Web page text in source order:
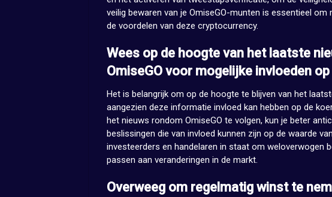
veilig bewaren van je OmiseGO-munten is essentieel
de voordelen van deze cryptocurrency.
Wees op de hoogte van het laatste
OmiseGO voor mogelijke invloeden
Het is belangrijk om op de hoogte te blijven van het
aangezien deze informatie invloed kan hebben op de
het nieuws rondom OmiseGO te volgen, kun je beter
beslissingen die van invloed kunnen zijn op de waarde
investeerders en handelaren in staat om weloverwogen
passen aan veranderingen in de markt.
Overweeg om regelmatig winst te